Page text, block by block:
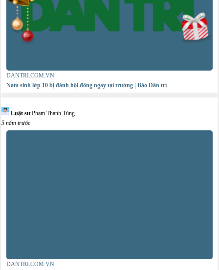
DANTRI.COM.VN
Nam sinh lớp 10 bị đánh hội đồng ngay tại trường | Báo Dân trí
Luật sưPhạm Thanh Tùng
5 năm trước
DANTRI.COM.VN